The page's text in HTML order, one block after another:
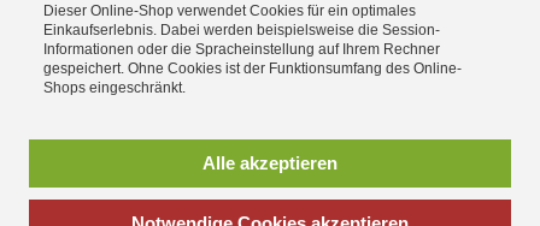
Datenschutzerklärung mit weiteren
Details habe ich zur Kenntnis
genommen.
Abonnieren
Dieser Online-Shop verwendet Cookies für ein optimales
Einkaufserlebnis. Dabei werden beispielsweise die Session-
Informationen oder die Spracheinstellung auf Ihrem Rechner
gespeichert. Ohne Cookies ist der Funktionsumfang des Online-
Shops eingeschränkt.
Alle akzeptieren